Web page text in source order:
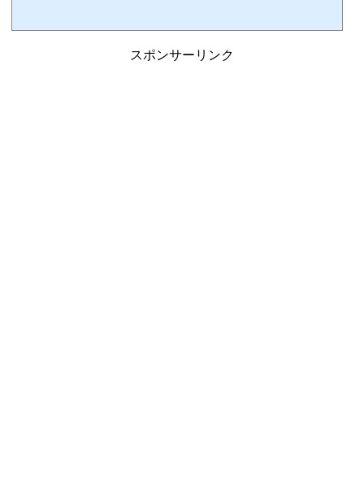
ンジ訪問記 一覧はこちら↓スポンサーリンク (adsbygoogle = window.adsbygoogle || ).pu
スポンサーリンク